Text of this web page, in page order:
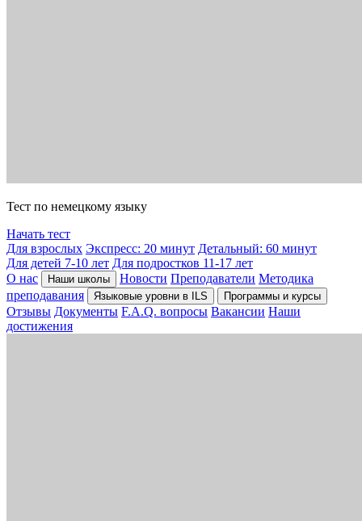
Тест по немецкому языку
Начать тест
Для взрослых Экспресс: 20 минут Детальный: 60 минут
Для детей 7-10 лет Для подростков 11-17 лет
О нас
Наши школы Новости Преподаватели Методика
преподавания
Языковые уровни в ILS Программы и курсы
Отзывы Документы F.A.Q. вопросы Вакансии Наши
достижения